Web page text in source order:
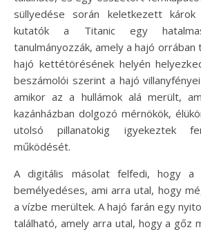
süllyedése során keletkezett károk
kutatók a Titanic egy
tanulmányozzák, amely a hajó orrában
hajó kettétörésének helyén
beszámolói szerint a hajó
amikor az a hullámok alá merült,
kazánházban dolgozó mérnökök,
utolsó pillanatokig igyekeztek
működését.
A digitális másolat felfedi, hogy a
bemélyedéses, ami arra utal, hogy
a vízbe merültek. A hajó farán egy
található, amely arra utal, hogy a gőz